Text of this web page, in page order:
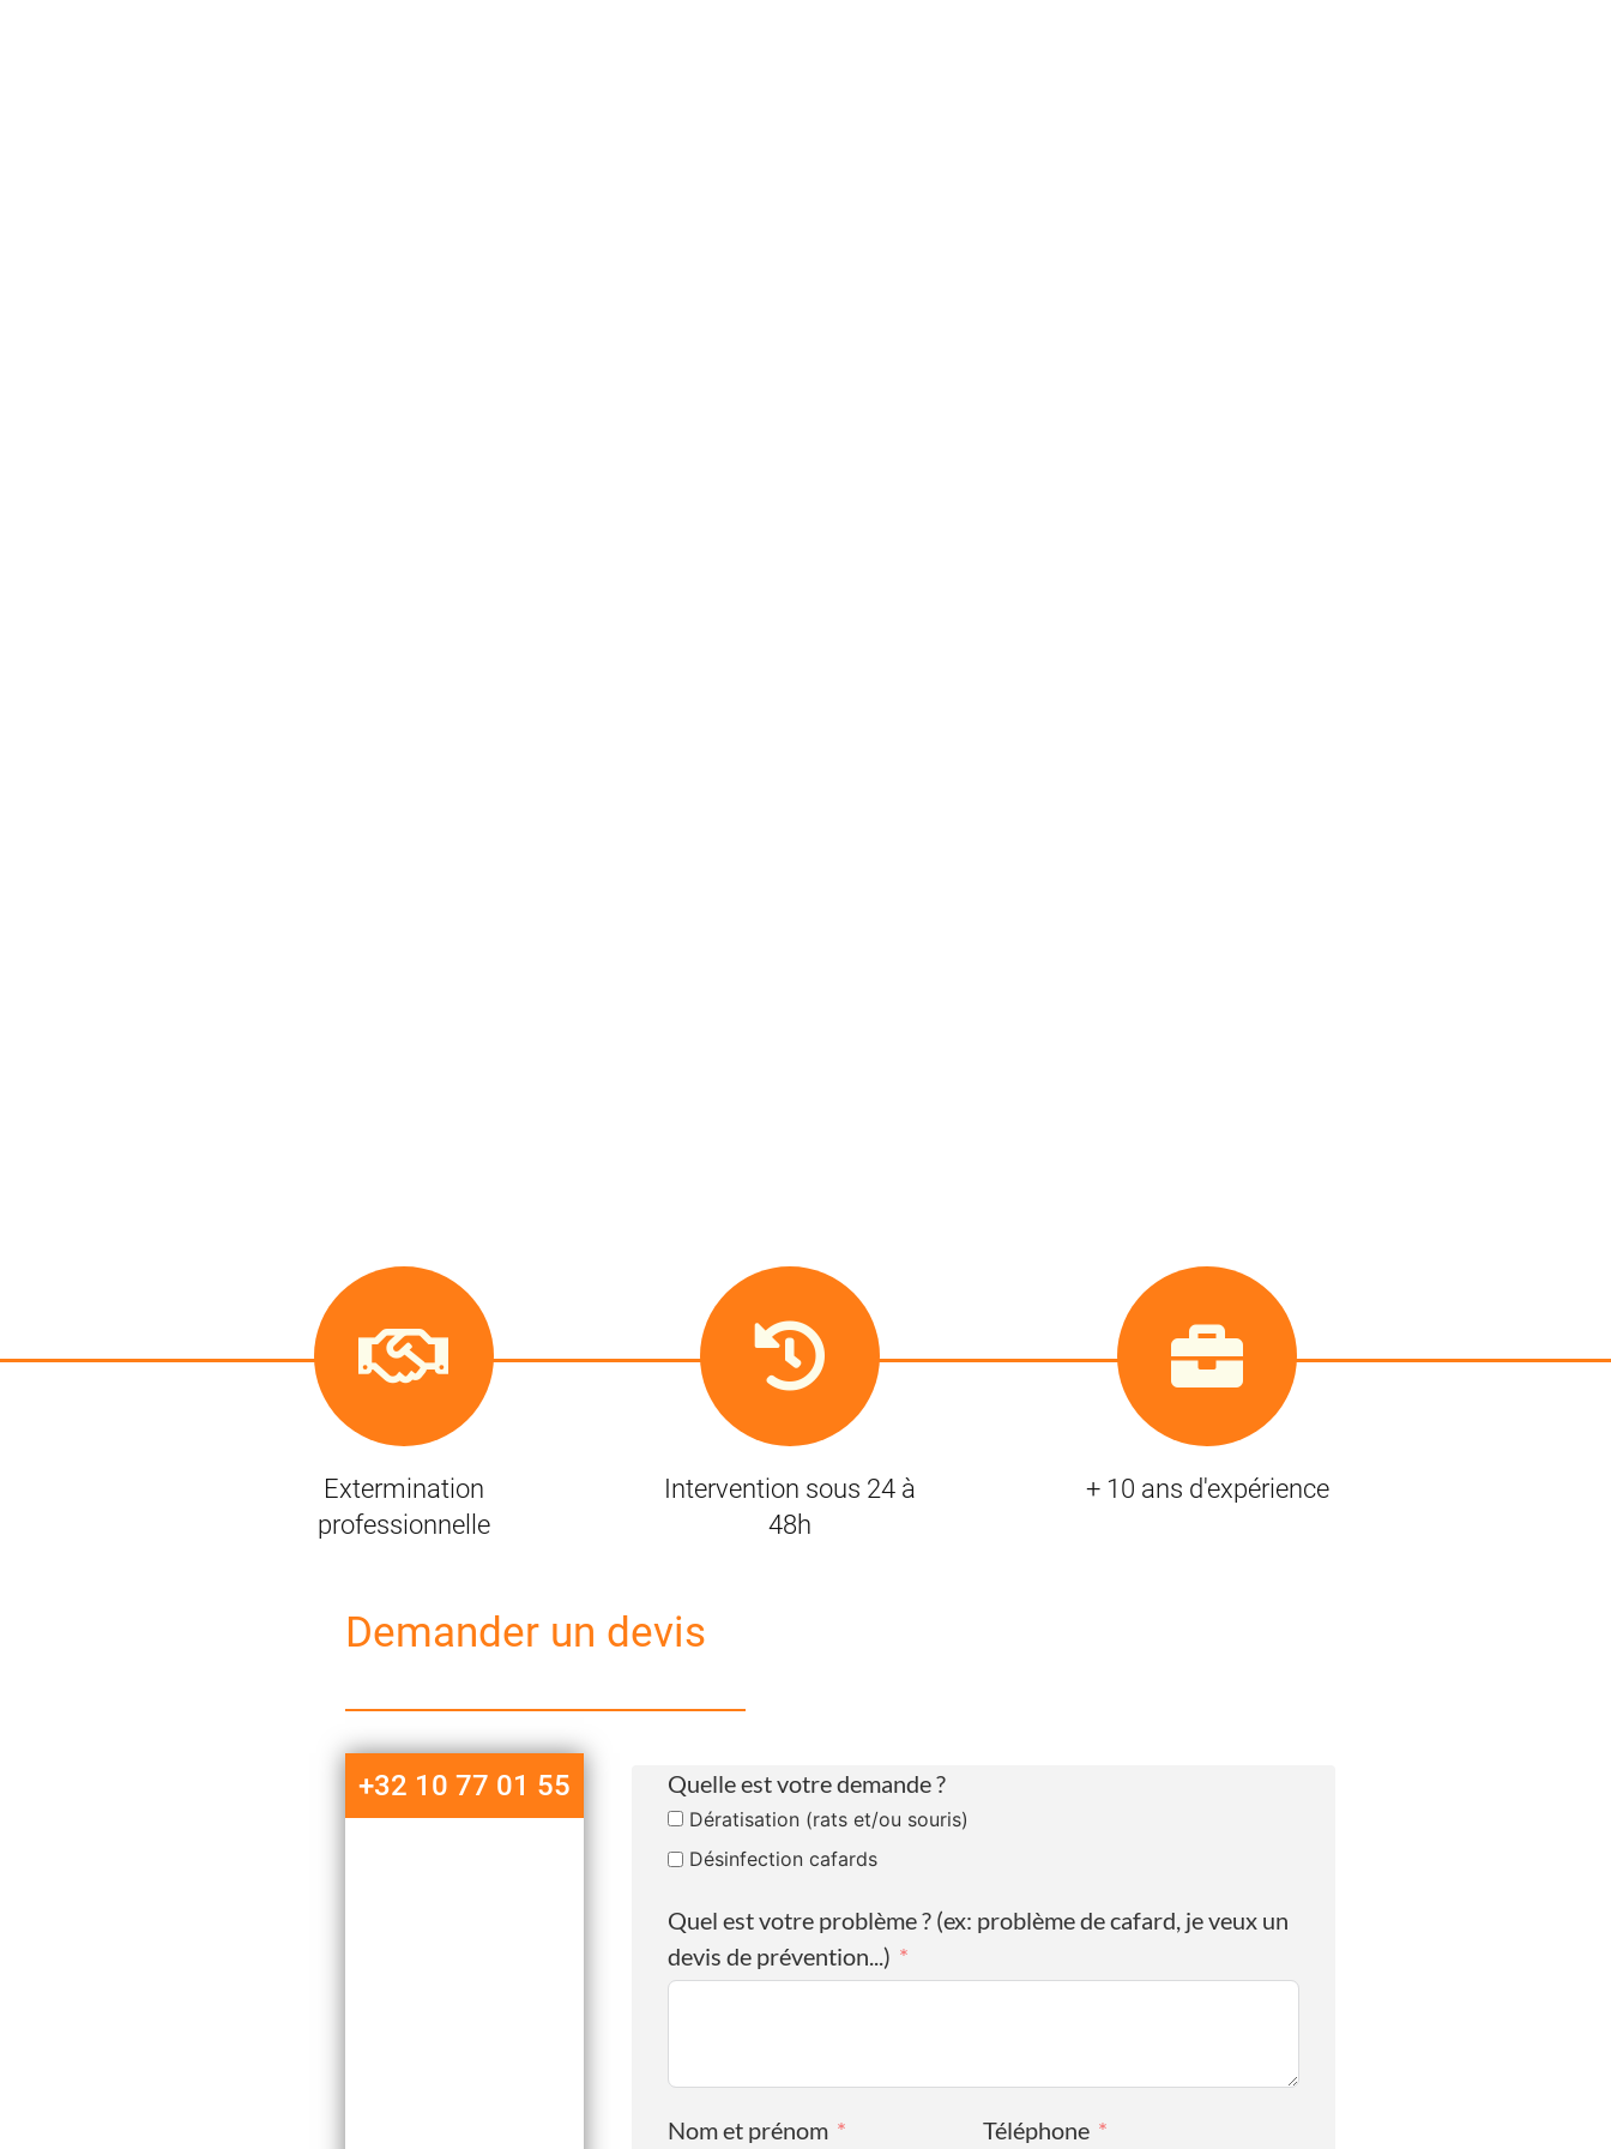
Extermination
professionnelle
Intervention sous 24 à
48h
+ 10 ans d'expérience
Demander un devis
+32 10 77 01 55 Quelle est votre demande ?
Dératisation (rats et/ou souris)
Désinfection cafards
Quel est votre problème ? (ex: problème de cafard, je veux un
devis de prévention...)
Nom et prénom Téléphone